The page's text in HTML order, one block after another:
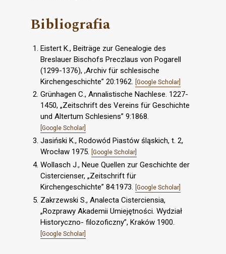
Bibliografia
Eistert K., Beiträge zur Genealogie des
Breslauer Bischofs Preczlaus von Pogarell
(1299-1376), ,Archiv für schlesische
Kirchengeschichte” 20:1962.
[Google Scholar]
Grünhagen C., Annalistische Nachlese. 1227-
1450, „Zeitschrift des Vereins für Geschichte
und Altertum Schlesiens” 9:1868.
[Google Scholar]
Jasiński K., Rodowód Piastów śląskich, t. 2,
Wrocław 1975. [Google Scholar]
Wollasch J., Neue Quellen zur Geschichte der
Cistercienser, „Zeitschrift für
Kirchengeschichte” 84:1973. [Google Scholar]
Zakrzewski S., Analecta Cisterciensia,
„Rozprawy Akademii Umiejętności. Wydział
Historyczno- filozoficzny”, Kraków 1900.
[Google Scholar]